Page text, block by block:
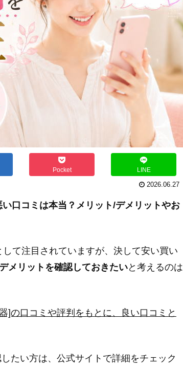
Pocket LINE
2026.06.27
口コミは本当？メリット/デメリットやお
て注目されていますが、決して安い買い
メリットを確認しておきたいと考えるのは
]の口コミや評判をもとに、良い口コミと
たい方は、公式サイトで詳細をチェック